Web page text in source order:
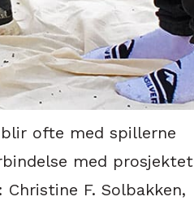
ofte med spillerne
med prosjektet
Christine F. Solbakken,